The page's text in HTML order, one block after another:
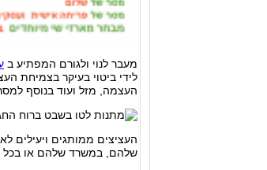
מעבר לנוי ולגורם המפתיע ב
לידי ביטוי בעיקר בצמיחת
העצמה, מזל ועוד בנוסף
העציצים ממותגים ויעילים
שלהם, במשרד שלהם או בכל